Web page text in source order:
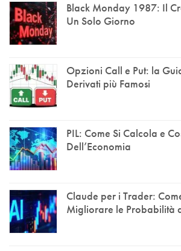
Black Monday 1987: Il
Un Solo Giorno
Opzioni Call e Put: la
Derivati più Famosi
PIL: Come Si Calcola e
Dell’Economia
Claude per i Trader:
Migliorare le Probabilità